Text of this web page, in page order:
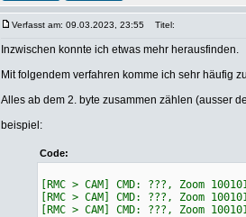
Verfasst am: 09.03.2023, 23:55 Titel:
Inzwischen konnte ich etwas mehr herausfinden.
Mit folgendem verfahren komme ich sehr häufig
Alles ab dem 2. byte zusammen zählen (ausser
beispiel:
Code:
[RMC > CAM] CMD: ???, Zoom
[RMC > CAM] CMD: ???, Zoom
[RMC > CAM] CMD: ???, Zoom